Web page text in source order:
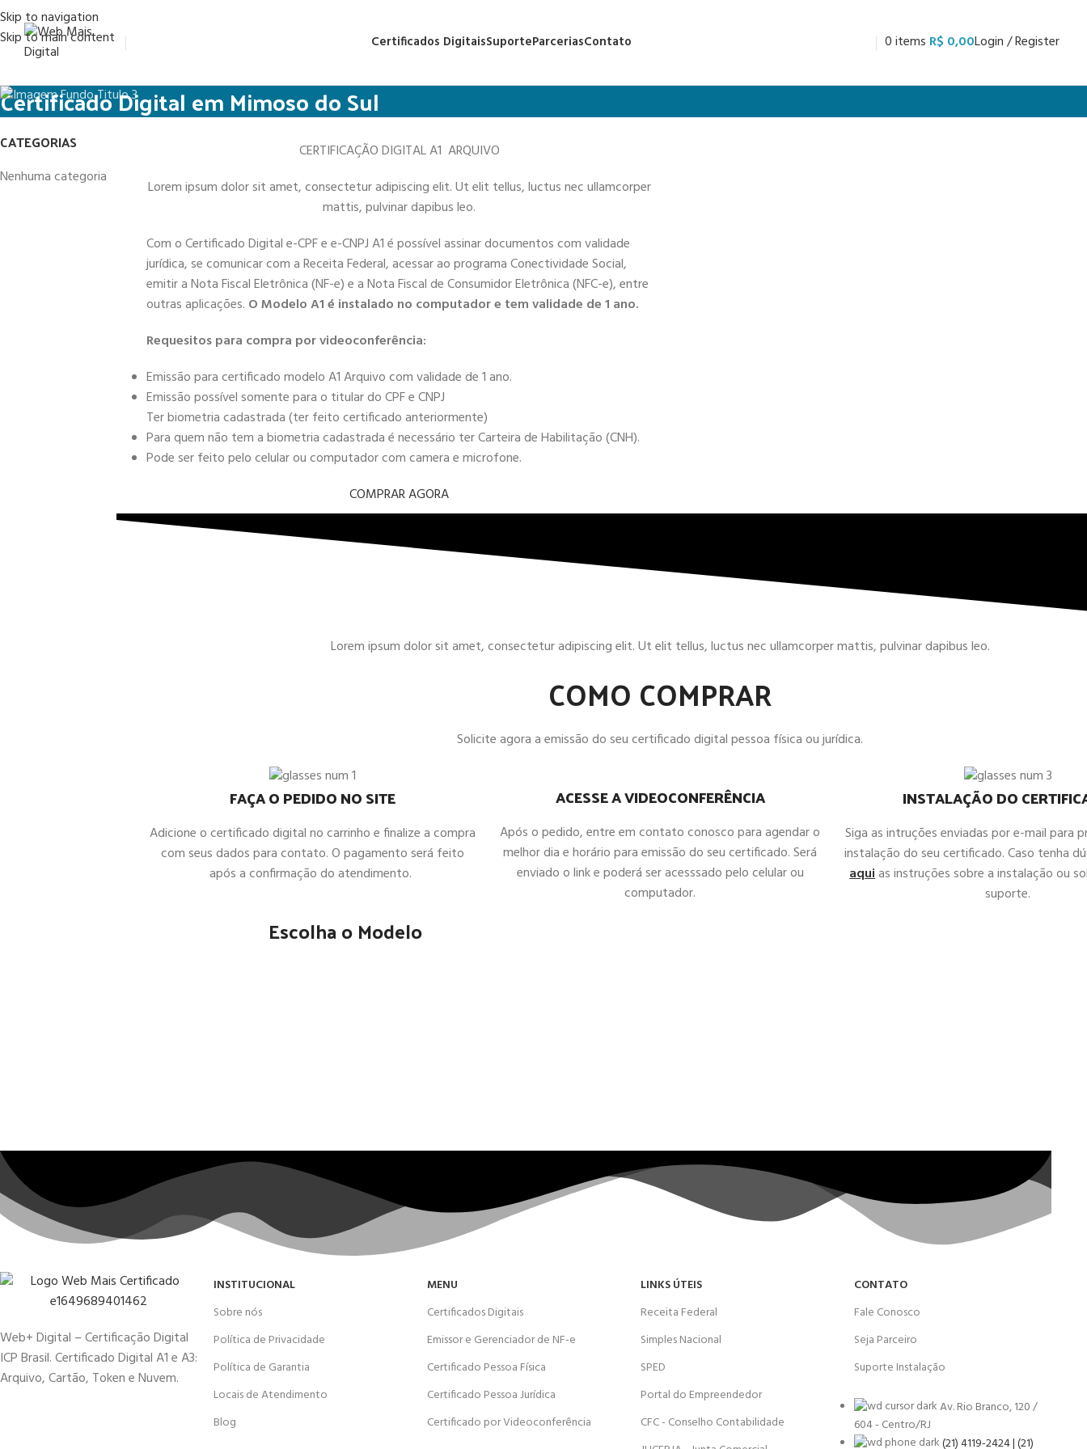
Skip to navigation
Skip to main content
Certificados DigitaisSuporteParceriasContato 0items R$ 0,00Login / Register
Certificado Digital em Mimoso do Sul
CATEGORIAS
Nenhuma categoria
CERTIFICAÇÃO DIGITAL A1 ARQUIVO
Lorem ipsum dolor sit amet, consectetur adipiscing elit. Ut elit tellus, luctus nec ullamcorper
mattis, pulvinar dapibus leo.
Com o Certificado Digital e-CPF e e-CNPJ A1 é possível assinar documentos com validade
jurídica, se comunicar com a Receita Federal, acessar ao programa Conectividade Social,
emitir a Nota Fiscal Eletrônica (NF-e) e a Nota Fiscal de Consumidor Eletrônica (NFC-e), entre
outras aplicações. O Modelo A1 é instalado no computador e tem validade de 1 ano.
Requesitos para compra por videoconferência:
Emissão para certificado modelo A1 Arquivo com validade de 1 ano.
Emissão possível somente para o titular do CPF e CNPJ
Ter biometria cadastrada (ter feito certificado anteriormente)
Para quem não tem a biometria cadastrada é necessário ter Carteira de Habilitação (CNH).
Pode ser feito pelo celular ou computador com camera e microfone.
COMPRAR AGORA
Lorem ipsum dolor sit amet, consectetur adipiscing elit. Ut elit tellus, luctus nec ullamcorper mattis, pulvinar dapibus leo.
COMO COMPRAR
Solicite agora a emissão do seu certificado digital pessoa física ou jurídica.
FAÇA O PEDIDO NO SITE
Adicione o certificado digital no carrinho e finalize a compra
com seus dados para contato. O pagamento será feito
após a confirmação do atendimento.
ACESSE A VIDEOCONFERÊNCIA
Após o pedido, entre em contato conosco para agendar o
melhor dia e horário para emissão do seu certificado. Será
enviado o link e poderá ser acesssado pelo celular ou
computador.
INSTALAÇÃO DO
Siga as intruções enviadas por e-mail para
instalação do seu certificado. Caso tenha
aquias instruções sobre a instalação ou
suporte.
Escolha o Modelo
Web+ Digital – Certificação Digital
ICP Brasil. Certificado Digital A1 e A3:
Arquivo, Cartão, Token e Nuvem.
INSTITUCIONAL
Sobre nós
Política de Privacidade
Política de Garantia
Locais de Atendimento
Blog
MENU
Certificados Digitais
Emissor e Gerenciador de NF-e
Certificado Pessoa Física
Certificado Pessoa Jurídica
Certificado por Videoconferência
LINKS ÚTEIS
Receita Federal
Simples Nacional
SPED
Portal do Empreendedor
CFC - Conselho Contabilidade
CONTATO
Fale Conosco
Seja Parceiro
Suporte Instalação
Av. Rio Branco, 120 /
604 - Centro/RJ
(21) 4119-2424 | (21)